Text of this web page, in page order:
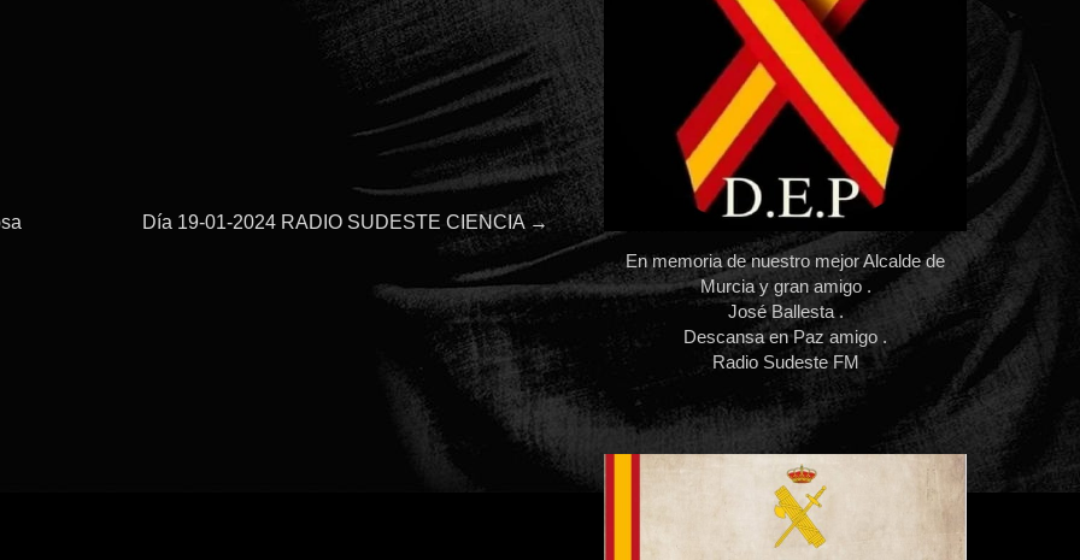
Entrada
Día 19-01-2024 RADIO SUDESTE CIENCIA →
En memoria de nuestro mejor Alcalde de
Murcia y gran amigo .
José Ballesta .
Descansa en Paz amigo .
Radio Sudeste FM